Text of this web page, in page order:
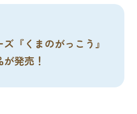
『くまのがっこう』
発売！